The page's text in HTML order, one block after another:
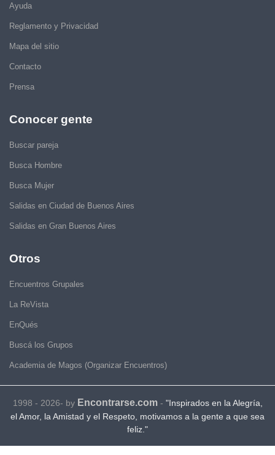
Ayuda
Reglamento y Privacidad
Mapa del sitio
Contacto
Prensa
Conocer gente
Buscar pareja
Busca Hombre
Busca Mujer
Salidas en Ciudad de Buenos Aires
Salidas en Gran Buenos Aires
Otros
Encuentros Grupales
La ReVista
EnQués
Buscá los Grupos
Academia de Magos (Organizar Encuentros)
1998 - 2026- by Encontrarse.com- "Inspirados en la Alegría,
el Amor, la Amistad y el Respeto, motivamos a la gente a que sea
feliz."